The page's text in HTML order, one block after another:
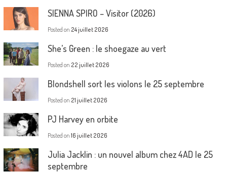
SIENNA SPIRO – Visitor (2026)
Posted on 24 juillet 2026
She’s Green : le shoegaze au vert
Posted on 22 juillet 2026
Blondshell sort les violons le 25 septembre
Posted on 21 juillet 2026
PJ Harvey en orbite
Posted on 16 juillet 2026
Julia Jacklin : un nouvel album chez 4AD le 25
septembre